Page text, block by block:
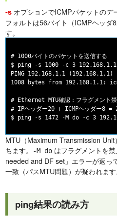
-s オプションでICMPパケットの
フォルトは56バイト（ICMPヘッダ
す。
# 1000バイトのパケットを送信する
$ ping -s 1000 -c 3 192.168.1.1
PING 192.168.1.1
1008 bytes from 192.168.1.1:
# Ethernet MTU確認：フラグメント禁
# IPヘッダー20 + ICMPヘッダー8 =
MTU（Maximum Transmission
ちます。
-M do はフラグメントを
needed and DF set」エラーが返っ
一致（パスMTU問題）が疑われます
ping結果の読み方